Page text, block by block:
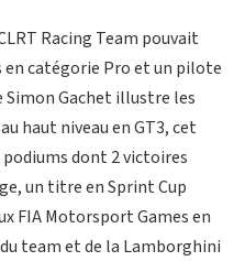
Racing Team pouvait
en catégorie Pro et un pilote
Simon Gachet illustre les
haut niveau en GT3, cet
dont 2 victoires
un titre en Sprint Cup
FIA Motorsport Games en
team et de la Lamborghini